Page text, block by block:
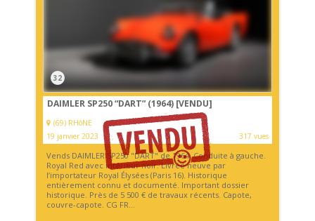
32
DAIMLER SP250 “DART” (1964) [VENDU]
(69) RHôNE
19 janvier 2023
317 vues
Vends DAIMLER SP250 "DART" de 1964. Conduite à gauche.
Royal Red avec intérieur noir. Livrée neuve par
l’importateur Royal Élysées (Paris 16). Historique
entièrement connu et documenté. Important dossier
historique. Près de 5 500 € de travaux récents. Capote,
couvre-capote. CG FR...